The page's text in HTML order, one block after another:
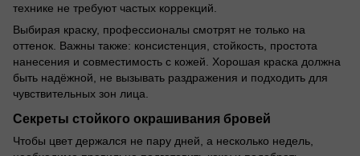
технике не требуют частых коррекций.
Выбирая краску, профессионалы смотрят не только на
оттенок. Важны также: консистенция, стойкость, простота
нанесения и совместимость с кожей. Хорошая краска должна
быть надёжной, не вызывать раздражения и подходить для
чувствительных зон лица.
Секреты стойкого окрашивания бровей
Чтобы цвет держался не пару дней, а несколько недель,